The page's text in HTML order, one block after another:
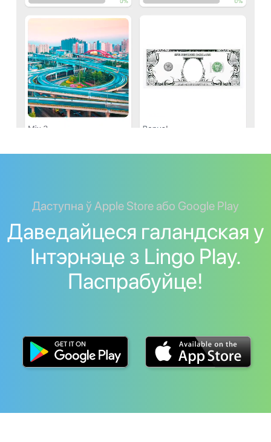
Даступна ў Apple Store або Google Play
Даведайцеся галандская у
Інтэрнэце з Lingo Play.
Паспрабуйце!